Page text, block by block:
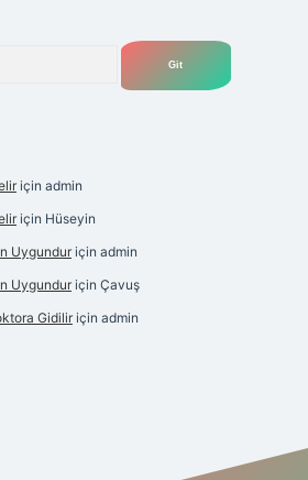
için admin
için Hüseyin
Uygundur için admin
Uygundur için Çavuş
Gidilir için admin